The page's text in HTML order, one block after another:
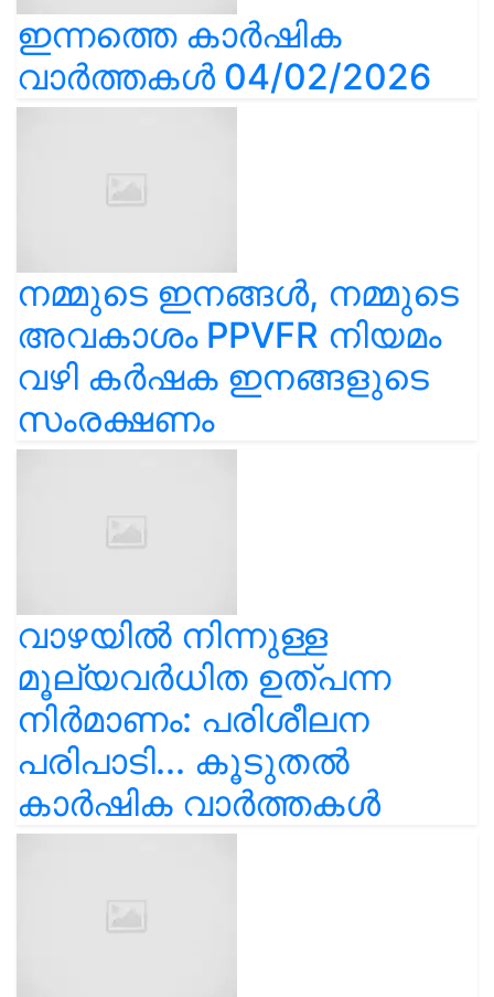
ഇന്നത്തെ കാർഷിക
വാർത്തകൾ 04/02/2026
നമ്മുടെ ഇനങ്ങൾ, നമ്മുടെ
അവകാശം PPVFR നിയമം
വഴി കർഷക ഇനങ്ങളുടെ
സംരക്ഷണം
വാഴയിൽ നിന്നുള്ള
മൂല്യവർധിത ഉത്പന്ന
നിർമാണം: പരിശീലന
പരിപാടി... കൂടുതൽ
കാർഷിക വാർത്തകൾ